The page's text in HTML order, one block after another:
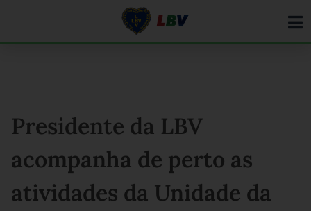
Presidente da LBV
acompanha de perto as
atividades da Unidade da